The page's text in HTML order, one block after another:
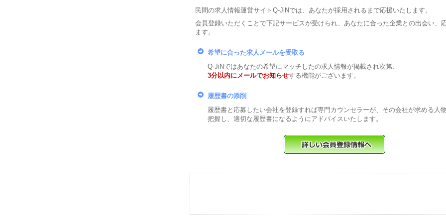
民間の求人情報運営サイトQ-JiNでは、あなたが採用されるまで応援いたします。
会員登録いただくことで下記サービスが受けられ、あなたに合った企業との出会い、
ます。
希望に合った求人メールを受取る
Q-JiNではあなたの希望にマッチしたの求人情報が掲載され次第、
3分以内にメールでお知らせする機能がございます。
履歴書の添削
履歴書と応募したい会社を登録すれば専門カウンセラーが、その会社が求める人
把握し、適切な履歴書になるようにアドバイスいたします。